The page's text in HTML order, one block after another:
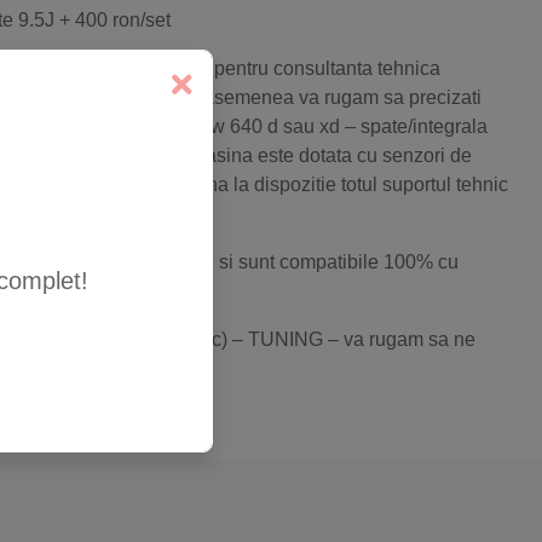
9.5J + 400 ron/set
nostrii de vanzari pentru consultanta tehnica
suplimentare.De asemenea va rugam sa precizati
al auto Dvs.(ex. Bmw 640 d sau xd – spate/integrala
marite,daca masina este dotata cu senzori de
tehnic o sa va puna la dispozitie totul suportul tehnic
noastra sunt omologate si sunt compatibile 100% cu
– TUNING – va rugam sa ne